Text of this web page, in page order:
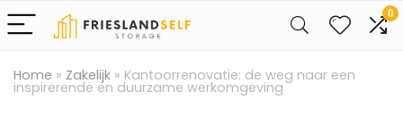
0
Home » Zakelijk » Kantoorrenovatie: de weg naar een
inspirerende en duurzame werkomgeving